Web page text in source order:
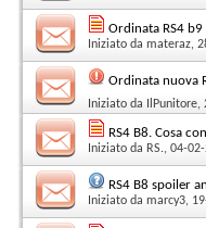
Ordinata RS4
Iniziato da materaz,
Ordinata nuova
Iniziato da IlPunitore,
RS4 B8. Cosa
Iniziato da RS., 04-
RS4 B8 spoiler
Iniziato da marcy3,